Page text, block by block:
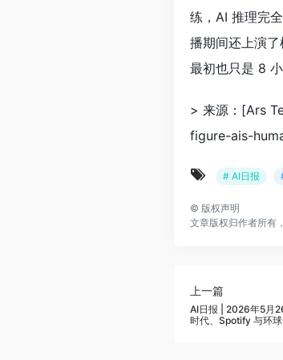
练，AI 推理完
播期间还上演
最初也只是 8 小
> 来源：[Ars
figure-ais-
# AI日报
© 版权声明
文章版权归作者所有
上一篇
AI日报 | 2026年5月
时代、Spotify 与环